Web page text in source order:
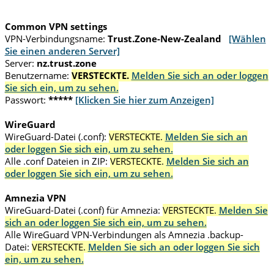
Common VPN settings
VPN-Verbindungsname: Trust.Zone-New-Zealand
[Wählen
Sie einen anderen Server]
Server: nz.trust.zone
Benutzername: VERSTECKTE. Melden Sie sich an oder loggen
Sie sich ein, um zu sehen.
Passwort: ***** [Klicken Sie hier zum Anzeigen]
WireGuard
WireGuard-Datei (.conf): VERSTECKTE. Melden Sie sich an
oder loggen Sie sich ein, um zu sehen.
Alle .conf Dateien in ZIP: VERSTECKTE. Melden Sie sich an
oder loggen Sie sich ein, um zu sehen.
Amnezia VPN
WireGuard-Datei (.conf) für Amnezia: VERSTECKTE. Melden Sie
sich an oder loggen Sie sich ein, um zu sehen.
Alle WireGuard VPN-Verbindungen als Amnezia .backup-
Datei: VERSTECKTE. Melden Sie sich an oder loggen Sie sich
ein, um zu sehen.